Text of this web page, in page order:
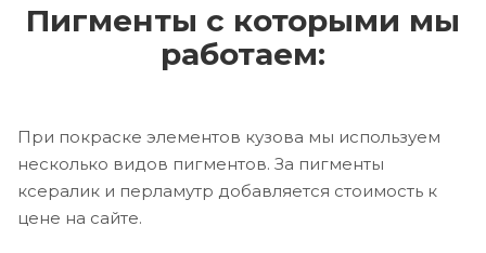
Пигменты с которыми мы
работаем:
При покраске элементов кузова мы используем
несколько видов пигментов. За пигменты
ксералик и перламутр добавляется стоимость к
цене на сайте.